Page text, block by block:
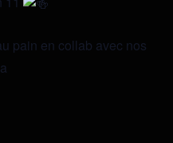
pain en collab avec nos